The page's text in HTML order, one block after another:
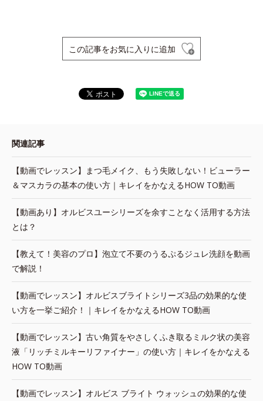
この記事をお気に入りに追加
関連記事
【動画でレッスン】まつ毛メイク、もう失敗しない！ビューラー
＆マスカラの基本の使い方｜キレイをかなえるHOW TO動画
【動画あり】オルビスユーシリーズを余すことなく活用する方法
とは？
【教えて！美容のプロ】泡立て不要のうるぷるジュレ洗顔を動画
で解説！
【動画でレッスン】オルビスブライトシリーズ3品の効果的な使
い方を一挙ご紹介！｜キレイをかなえるHOW TO動画
【動画でレッスン】古い角質をやさしくふき取るミルク状の美容
液「リッチミルキーリファイナー」の使い方｜キレイをかなえる
HOW TO動画
【動画でレッスン】オルビス ブライト ウォッシュの効果的な使